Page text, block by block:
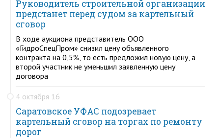
Руководитель строительной организации
предстанет перед судом за картельный
сговор
В ходе аукциона представитель ООО
«ГидроСпецПром» снизил цену объявленного
контракта на 0,5%, то есть предложил новую цену, а
второй участник не уменьшил заявленную цену
договора
4 октября 16
Саратовское УФАС подозревает
картельный сговор на торгах по ремонту
дорог